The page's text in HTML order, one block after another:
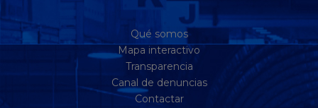
Qué somos
Mapa interactivo
Transparencia
Canal de denuncias
Contactar